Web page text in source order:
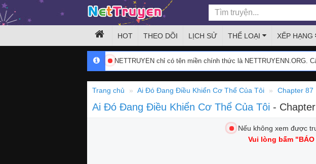
HOT THEO DÕI LỊCH SỬ THỂ LOẠI XẾP HẠNG
NETTRUYEN chỉ có tên miền chính thức là NETTRUYENN.ORG.
Trang chủ Ai Đó Đang Điều Khiển Cơ Thể Của Tôi Chapter 87
Ai Đó Đang Điều Khiển Cơ Thể Của Tôi -
Nếu không xem được
Vui lòng bấm